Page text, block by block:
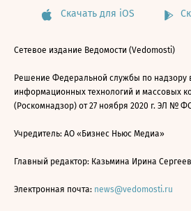
Скачать для iOS
Сетевое издание Ведомости (Vedomosti)
Решение Федеральной службы по надзору
информационных технологий и массовых
(Роскомнадзор) от 27 ноября 2020 г. ЭЛ № ФС
Учредитель: АО «Бизнес Ньюс Медиа»
Главный редактор: Казьмина Ирина
Электронная почта: news@vedomosti.ru